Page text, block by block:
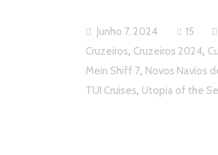
Junho 7, 2024 15
Cruzeiros, Cruzeiros 2024,
Mein Shiff 7, Novos Navios
TUI Cruises, Utopia of the